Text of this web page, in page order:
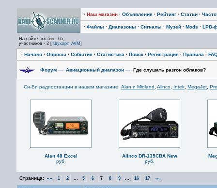
· Наш магазин · Объявления · Рейтинг · Статьи ·
· Файлы · Диапазоны · Сигналы · Музей · Mods · LPD-
На сайте: гостей - 65,
участников - 2 [ Шухарт, AVM ]
· Начало · Опросы · События · Статистика · Поиск · Регистрация · Правила ·
Форум —› Авиационный диапазон —› Где слушать разгон облаков?
Си-Би радиостанции в нашем магазине: Alan и Midland Alinco Intek MegaJet
Alan 48 Excel
руб.
Alinco DR-135CBA New
руб.
Страница: «« 1 2 5 6 7 8 9 16 17 »»